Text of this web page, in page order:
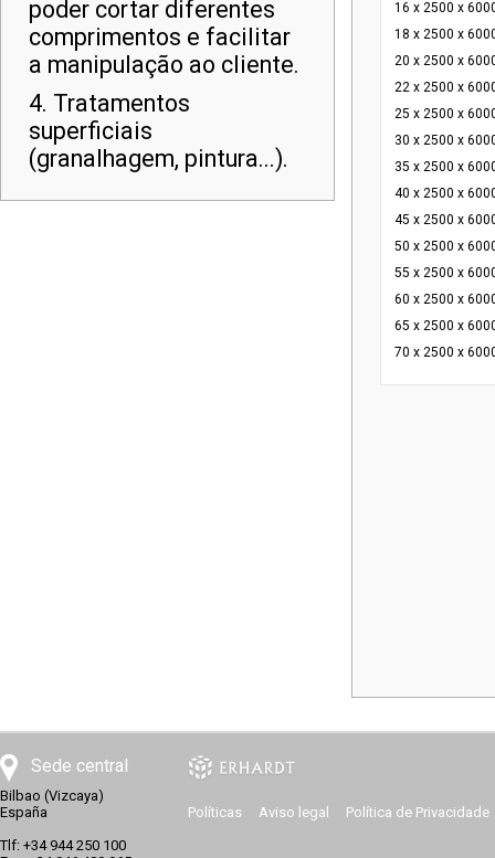
16 x 2500 x
18 x 2500 x
20 x 2500 x
22 x 2500 x
25 x 2500 x
30 x 2500 x
35 x 2500 x
40 x 2500 x
45 x 2500 x
50 x 2500 x
55 x 2500 x
60 x 2500 x
65 x 2500 x
70 x 2500 x
poder cortar diferentes
comprimentos e facilitar
a manipulação ao cliente.
4. Tratamentos
superficiais
(granalhagem, pintura...).
Sede central
Bilbao (Vizcaya)
España
Tlf: +34 944 250 100
Política de Privacidade
Aviso legal
Políticas